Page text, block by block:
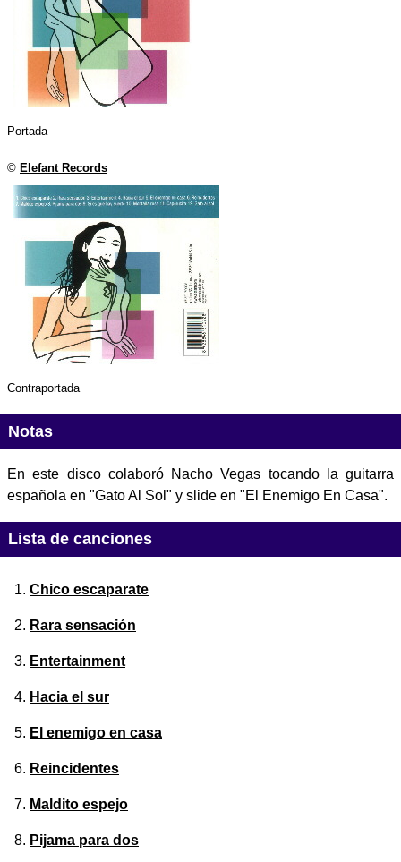
Portada
© Elefant Records
Contraportada
Notas
En este disco colaboró Nacho Vegas tocando la guitarra
española en "Gato Al Sol" y slide en "El Enemigo En Casa".
Lista de canciones
Chico escaparate
Rara sensación
Entertainment
Hacia el sur
El enemigo en casa
Reincidentes
Maldito espejo
Pijama para dos